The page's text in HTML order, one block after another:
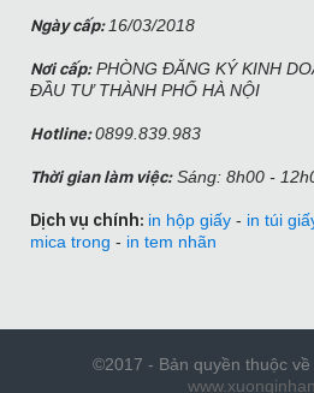
Ngày cấp: 16/03/2018
Nơi cấp:PHÒNG ĐĂNG KÝ KINH
ĐẦU TƯ THÀNH PHỐ HÀ NỘI
Hotline:0899.839.983
Thời gian làm việc:Sáng: 8h00 -
Dịch vụ chính: in hộp giấy - in túi
mica trong - in tem nhãn
©2017 - Bản quyền thuộc về